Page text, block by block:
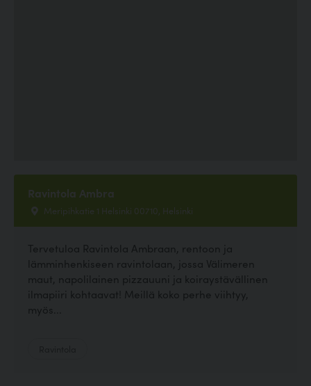
Ravintola Ambra
Meripihkatie 1 Helsinki 00710, Helsinki
Tervetuloa Ravintola Ambraan, rentoon ja
lämminhenkiseen ravintolaan, jossa Välimeren
maut, napolilainen pizzauuni ja koiraystävällinen
ilmapiiri kohtaavat! Meillä koko perhe viihtyy,
myös...